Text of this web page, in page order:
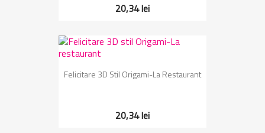
20,34 lei
Felicitare 3D Stil Origami-La Restaurant
20,34 lei